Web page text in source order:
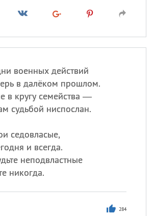
военных действий
в далёком прошлом.
в кругу семейства —
судьбой ниспослан.
седовласые,
и всегда.
неподвластные
никогда.
284
происхождение